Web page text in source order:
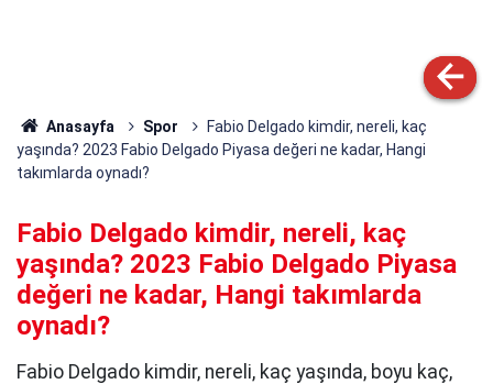
Anasayfa Spor
Fabio Delgado kimdir, nereli, kaç
yaşında? 2023 Fabio Delgado Piyasa değeri ne kadar, Hangi
takımlarda oynadı?
Fabio Delgado kimdir, nereli, kaç
yaşında? 2023 Fabio Delgado Piyasa
değeri ne kadar, Hangi takımlarda
oynadı?
Fabio Delgado kimdir, nereli, kaç yaşında, boyu kaç,